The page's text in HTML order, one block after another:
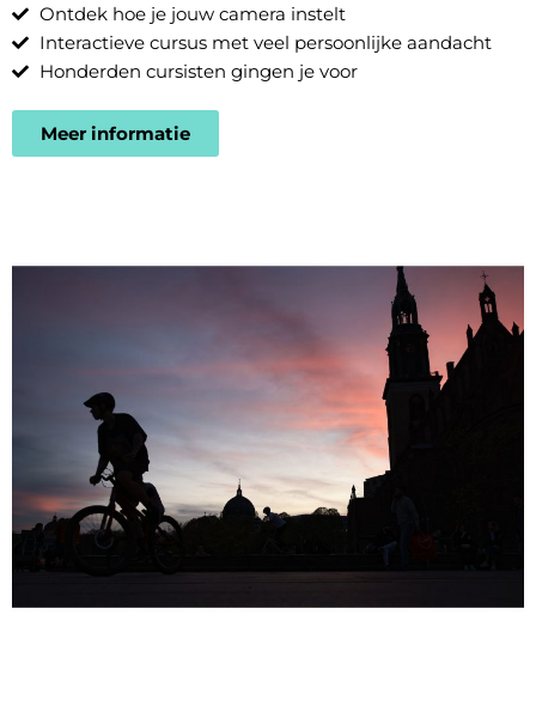
Ontdek hoe je jouw camera instelt
Interactieve cursus met veel persoonlijke aandacht
Honderden cursisten gingen je voor
Meer informatie